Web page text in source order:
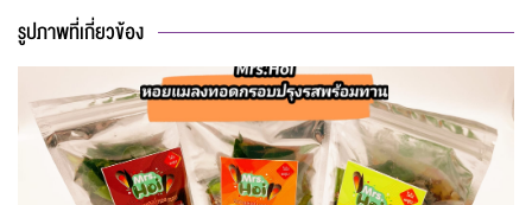
รูปภาพที่เกี่ยวข้อง